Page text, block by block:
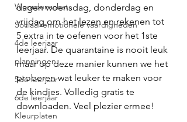
Woordenschat
Sociaal-emotionele vaardigheden
4de leerjaar
planningen
5de leerjaar
6de leerjaar
Kleurplaten
dagen woensdag, donderdag en
vrijdag om het lezen en rekenen tot
5 extra in te oefenen voor het 1ste
leerjaar. De quarantaine is nooit leuk
maar op deze manier kunnen we het
proberen wat leuker te maken voor
de kindjes. Volledig gratis te
downloaden. Veel plezier ermee!